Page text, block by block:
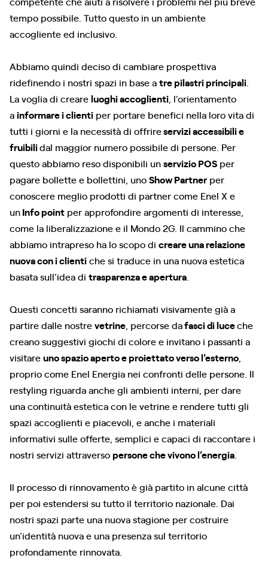
tempo possibile. Tutto questo in un ambiente
accogliente ed inclusivo.
Abbiamo quindi deciso di cambiare prospettiva
ridefinendo i nostri spazi in base atre pilastri principali
La voglia di creareluoghi accoglienti , l’orientamento
ainformare i clienti per portare benefici nella loro vita di
tutti i giorni e la necessità di offrireservizi accessibili e
fruibilidal maggior numero possibile di persone. Per
questo abbiamo reso disponibili unservizio POS per
pagare bollette e bollettini, unoShow Partner per
conoscere meglio prodotti di partner come Enel X e
unInfo point per approfondire argomenti di interesse,
come la liberalizzazione e il Mondo 2G. Il cammino che
abbiamo intrapreso ha lo scopo di creare una relazione
nuova con i clientiche si traduce in una nuova estetica
basata sull'idea di trasparenza e apertura
Questi concetti saranno richiamati visivamente già a
partire dalle nostrevetrine , percorse dafasci di luceche
creano suggestivi giochi di colore e invitano i passanti a
visitareuno spazio aperto e proiettato verso l’esterno
proprio come Enel Energia nei confronti delle persone. Il
restyling riguarda anche gli ambienti interni, per dare
una continuità estetica con le vetrine e rendere tutti gli
spazi accoglienti e piacevoli, e anche i materiali
informativi sulle offerte, semplici e capaci di raccontare i
nostri servizi attraversopersone che vivono l’energia
Il processo di rinnovamento è già partito in alcune città
per poi estendersi su tutto il territorio nazionale. Dai
nostri spazi parte una nuova stagione per costruire
un'identità nuova e una presenza sul territorio
profondamente rinnovata.